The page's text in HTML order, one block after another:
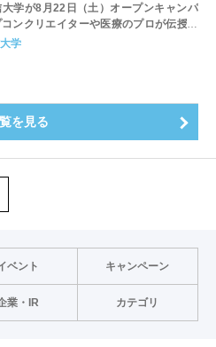
学が8月22日（土）オープンキャンパ
ンクリエイターや医療のプロが伝授！
講演を実施～「万博レガシーイベン
会場をフィジカルアバターでつなぐコ
学
を見る
ベント キャンペーン
業・IR カテゴリ